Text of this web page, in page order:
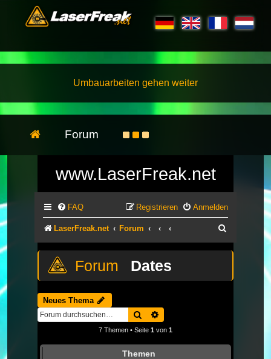
Umbauarbeiten gehen weiter
Forum
www.LaserFreak.net
FAQ Anmelden
Registrieren
LaserFreak.net Forum
Dates
Neues Thema
Suche
7 Themen • Seite 1 von 1
Themen